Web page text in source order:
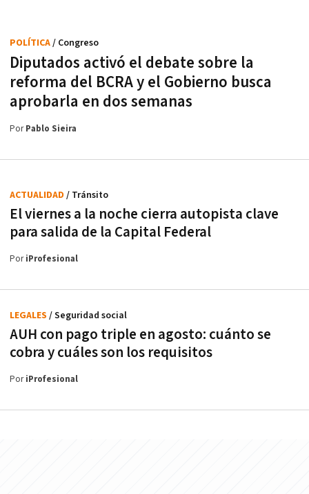
Diputados activó el debate sobre la
reforma del BCRA y el Gobierno busca
aprobarla en dos semanas
POLÍTICA/ Congreso
PorPablo Sieira
El viernes a la noche cierra autopista clave
para salida de la Capital Federal
ACTUALIDAD / Tránsito
PoriProfesional
AUH con pago triple en agosto: cuánto se
cobra y cuáles son los requisitos
LEGALES / Seguridad social
PoriProfesional